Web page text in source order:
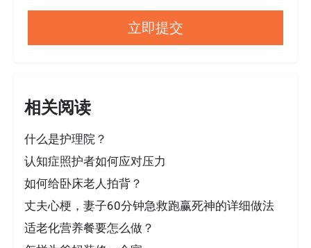
相关阅读
什么是护理院？
认知症照护者如何应对压力
如何给卧床老人拍背？
丈夫心梗，妻子60分钟急救跑赢死神的详细做法
适老化营养餐要怎么做？